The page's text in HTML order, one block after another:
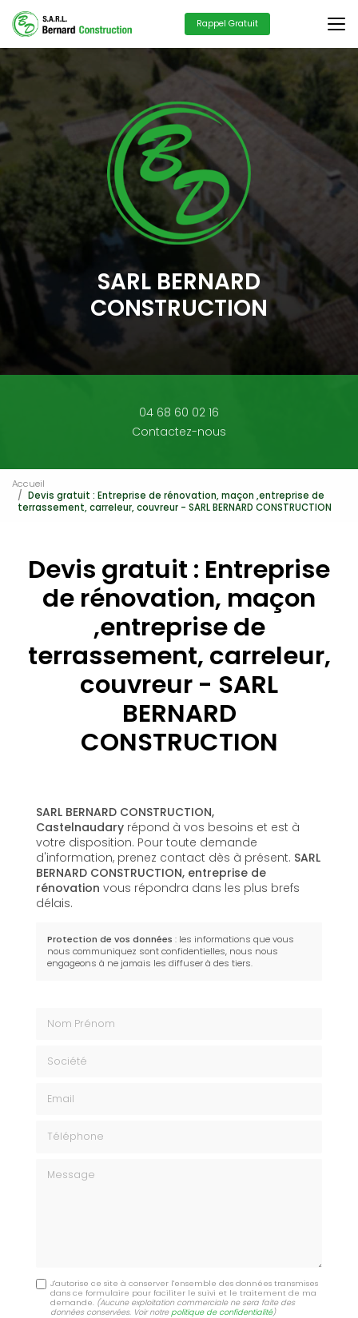
Aller
au
contenu
principal
Rappel Gratuit
SARL BERNARD
CONSTRUCTION
04 68 60 02 16
Contactez-nous
Accueil
Devis gratuit : Entreprise de rénovation, maçon ,entreprise de
terrassement, carreleur, couvreur - SARL BERNARD CONSTRUCTION
Devis gratuit : Entreprise
de rénovation, maçon
,entreprise de
terrassement, carreleur,
couvreur - SARL
BERNARD
CONSTRUCTION
SARL BERNARD CONSTRUCTION,
Castelnaudary répond à vos besoins et est à
votre disposition. Pour toute demande
d'information, prenez contact dès à présent. SARL
BERNARD CONSTRUCTION, entreprise de
rénovation vous répondra dans les plus brefs
délais.
Protection de vos données : les informations que vous
nous communiquez sont confidentielles, nous nous
engageons à ne jamais les diffuser à des tiers.
J'autorise ce site à conserver l'ensemble des données transmises
dans ce formulaire pour faciliter le suivi et le traitement de ma
demande. (Aucune exploitation commerciale ne sera faite des
données conservées. Voir notre politique de confidentialité)